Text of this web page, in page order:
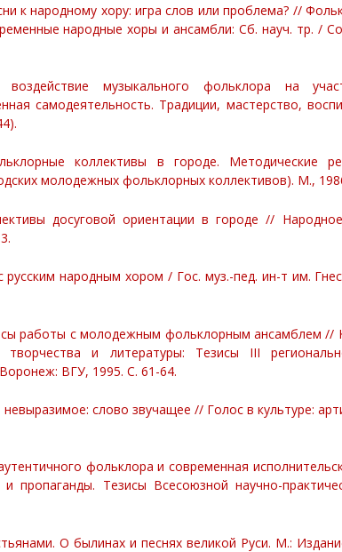
к народному хору: игра слов или проблема? //
народные хоры и ансамбли: Сб. науч. тр. /
музыкального фольклора на
самодеятельность. Традиции, мастерство,
коллективы в городе. Методические
молодежных фольклорных коллективов). М.,
досуговой ориентации в городе //
народным хором / Гос. муз.-пед. ин-т им.
работы с молодежным фольклорным ансамблем //
и литературы: Тезисы III
ВГУ, 1995. С. 61-64.
слово звучащее // Голос в культуре:
фольклора и современная
пропаганды. Тезисы Всесоюзной научно-
О былинах и песнях великой Руси. М.: